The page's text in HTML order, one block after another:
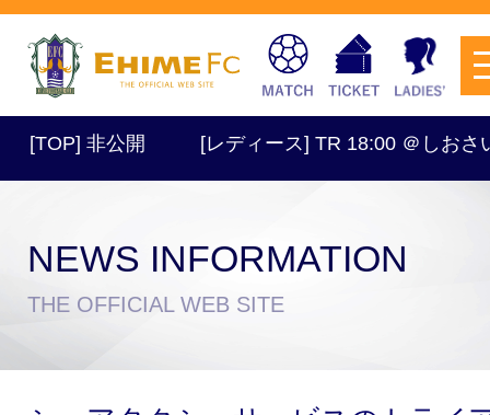
チケットを購入
非公開 [レディース] TR 18:00 ＠しおさい
NEWS INFORMATION
THE OFFICIAL WEB SITE